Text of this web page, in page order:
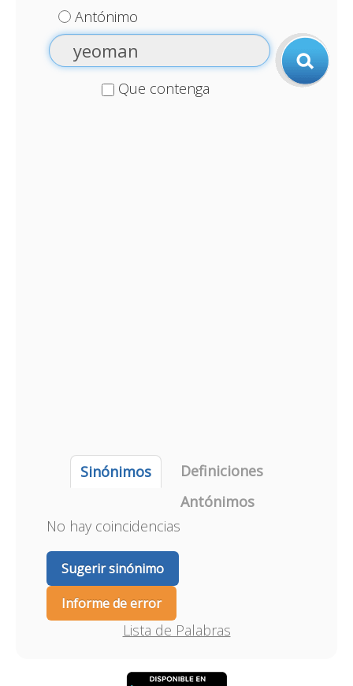
Antónimo
Que contenga
Sinónimos
Definiciones
Antónimos
No hay coincidencias
Sugerir sinónimo
Informe de error
Lista de Palabras